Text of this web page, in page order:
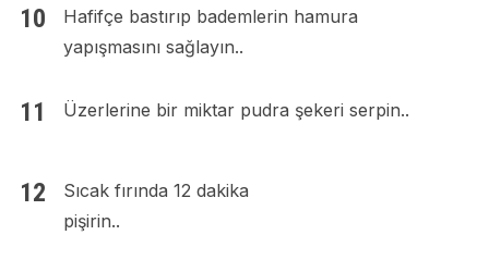
Hafifçe bastırıp bademlerin hamura
yapışmasını sağlayın..
Üzerlerine bir miktar pudra şekeri serpin..
Sıcak fırında 12 dakika
pişirin..